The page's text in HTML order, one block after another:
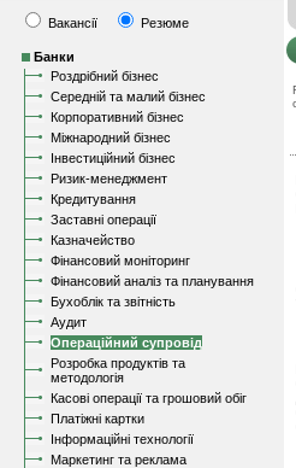
Вакансії Резюме
Банки
Роздрібний бізнес
Середній та малий бізнес
Корпоративний бізнес
Міжнародний бізнес
Інвестиційний бізнес
Ризик-менеджмент
Кредитування
Заставні операції
Казначейство
Фінансовий моніторинг
Фінансовий аналіз та планування
Бухоблік та звітність
Аудит
Операційний супровід
Розробка продуктів та
методологія
Касові операції та грошовий обіг
Платіжні картки
Інформаційні технології
Маркетинг та реклама